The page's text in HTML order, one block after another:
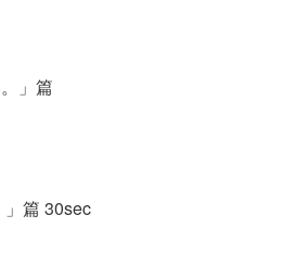
」篇
」篇 30sec